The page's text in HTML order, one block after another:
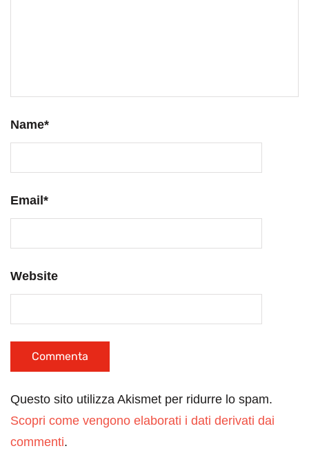
Name*
Email *
Website
Questo sito utilizza Akismet per ridurre lo spam.
Scopri come vengono elaborati i dati derivati dai
commenti.